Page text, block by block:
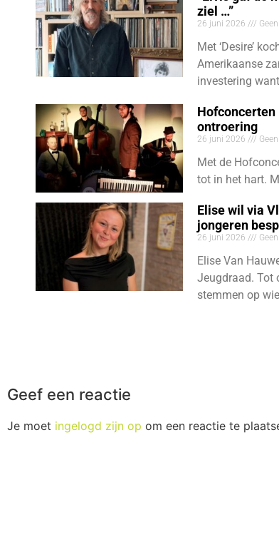
ziel …”
26 juni 2026
Met ‘Desire’
Amerikaanse
investering
ontroering
26 juni 2026
Met de
tot in het hart.
Elise wil via
jongeren
26 juni 2026
Elise Van
Jeugdraad. Tot
stemmen op wie
Geef een reactie
Je moet ingelogd zijn op om een reactie te